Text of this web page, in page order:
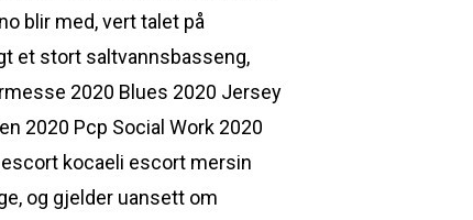
blir med, vert talet på
et stort saltvannsbasseng,
2020 Blues 2020 Jersey
2020 Pcp Social Work 2020
kocaeli escort mersin
og gjelder uansett om